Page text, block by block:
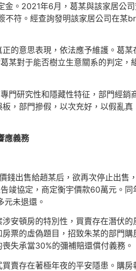
。2021年6月，葛某與該家居公
符。經查詢發明該家居公司在某
的意思表現，依法應予維護。葛
對于能否樹立生意關系的判定，
門研究性和隱藏性特征，部門經
，部門摻假，以次充好，以假亂
應義務
出售給趙某后，欲再次停止出售
竣協定，商定衡宇價款60萬元。
未退還。
安頓房的特別性，買賣存在潛伏
票的虛偽題目，招致朱某的部門
失承當30%的彌補賠還償付義務。
賣存在著極年夜的平安隱患。購